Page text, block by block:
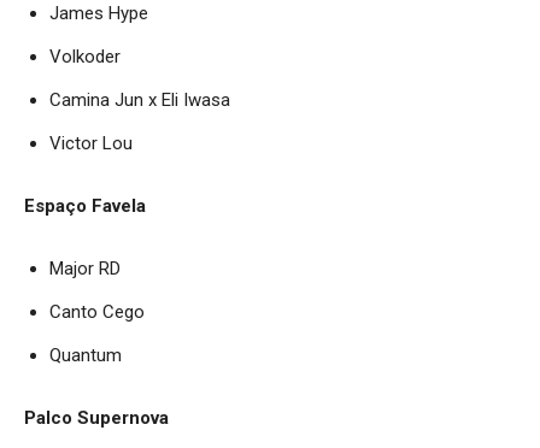
James Hype
Volkoder
Camina Jun x Eli Iwasa
Victor Lou
Espaço Favela
Major RD
Canto Cego
Quantum
Palco Supernova